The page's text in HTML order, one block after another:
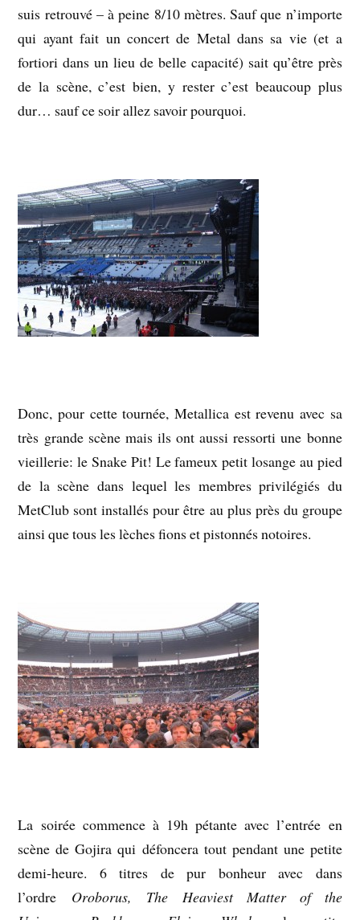
suis retrouvé – à peine 8/10 mètres. Sauf que n’importe
qui ayant fait un concert de Metal dans sa vie (et a
fortiori dans un lieu de belle capacité) sait qu’être près
de la scène, c’est bien, y rester c’est beaucoup plus
dur… sauf ce soir allez savoir pourquoi.
Donc, pour cette tournée, Metallica est revenu avec sa
très grande scène mais ils ont aussi ressorti une bonne
vieillerie: le Snake Pit! Le fameux petit losange au pied
de la scène dans lequel les membres privilégiés du
MetClub sont installés pour être au plus près du groupe
ainsi que tous les lèches fions et pistonnés notoires.
La soirée commence à 19h pétante avec l’entrée en
scène de Gojira qui défoncera tout pendant une petite
demi-heure. 6 titres de pur bonheur avec dans
l’ordre Oroborus, The Heaviest Matter of the